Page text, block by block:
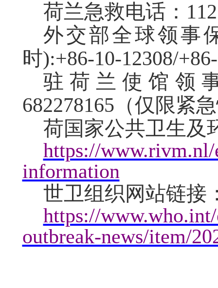
荷兰急救电话： 112
外交部全球领事
时):+86-10-12308/
驻荷兰使馆领
682278165 （仅限紧
荷国家公共卫生及
https://www.rivm.nl/
information
世卫组织网站链接
https://www.who.int/
outbreak-news/item/